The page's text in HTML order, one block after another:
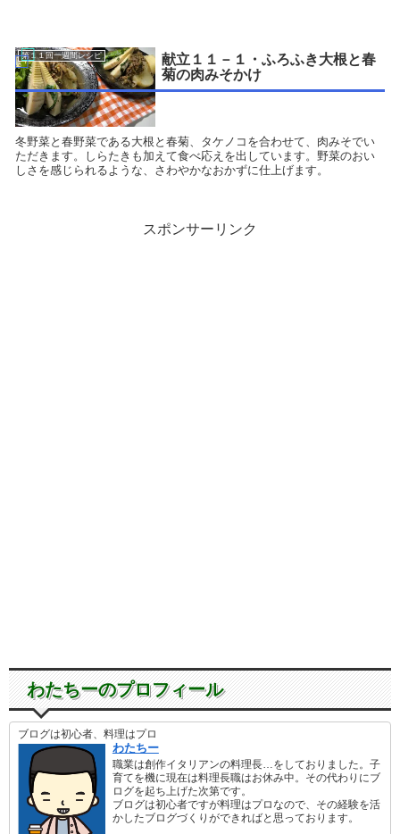
第１１回一週間レシピ
献立１１－１・ふろふき大根と春
菊の肉みそかけ
冬野菜と春野菜である大根と春菊、タケノコを合わせて、肉みそでい
ただきます。しらたきも加えて食べ応えを出しています。野菜のおい
しさを感じられるような、さわやかなおかずに仕上げます。
スポンサーリンク
わたちーのプロフィール
ブログは初心者、料理はプロ
わたちー
職業は創作イタリアンの料理長…をしておりました。子
育てを機に現在は料理長職はお休み中。その代わりにブ
ログを起ち上げた次第です。
ブログは初心者ですが料理はプロなので、その経験を活
かしたブログづくりができればと思っております。